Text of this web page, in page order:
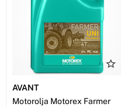
AVANT
Motorolja Motorex Farmer